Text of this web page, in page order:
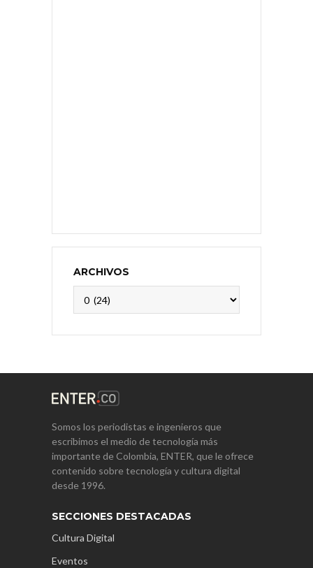
ARCHIVOS
Somos los periodistas e ingenieros que
escribimos el medio de tecnología más
importante de Colombia, ENTER, que le ofrece
contenido sobre tecnología y cultura digital
desde 1996.
SECCIONES DESTACADAS
Cultura Digital
Eventos